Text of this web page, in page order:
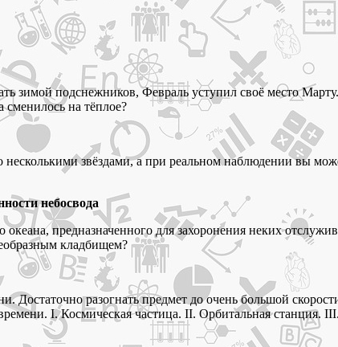
зимой подснежников, Февраль уступил своё место
на тёплое?
звёздами, а при реальном наблюдении вы
небосвода
предназначенного для захоронения неких
кладбищем?
разогнать предмет до очень большой
I. Космическая частица. II. Орбитальная станция.